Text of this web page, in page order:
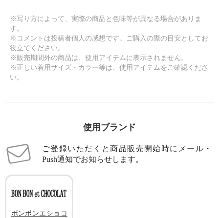
※写り方によって、実際の商品と色味等が異なる場合がありま
す。
※コメントは投稿者個人の感想です。ご購入の際の目安としてお
役立てください。
※販売期間外の商品は、使用アイテムに表示されません。
※正しい着用サイズ・カラー等は、使用アイテムをご確認くださ
い。
使用ブランド
ご登録いただくと商品販売開始時にメール・
Push通知でお知らせします。
ボンボンエショコ